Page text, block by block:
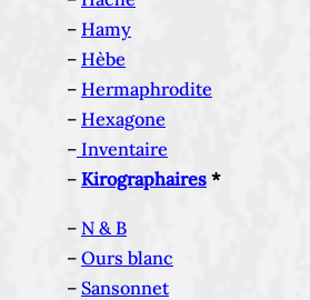
– Hamy
– Hèbe
– Hermaphrodite
– Hexagone
– Inventaire
– Kirographaires *
– N & B
– Ours blanc
– Sansonnet